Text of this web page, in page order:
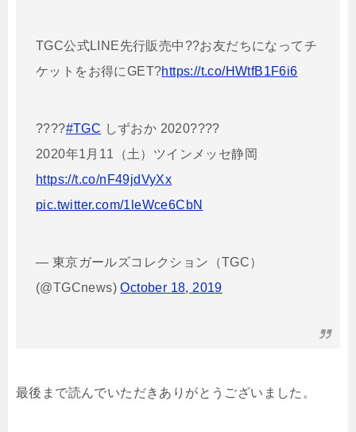
TGC公式LINE先行販売中??お友だちになってチ
ケットをお得にGET?https://t.co/HWtfB1F6i6
????#TGC しずおか 2020????
2020年1月11（土）ツインメッセ静岡
https://t.co/nF49jdVyXx
pic.twitter.com/1leWce6CbN
— 東京ガールズコレクション（TGC）
(@TGCnews)October 18, 2019
最後まで読んでいただきありがとうございました。